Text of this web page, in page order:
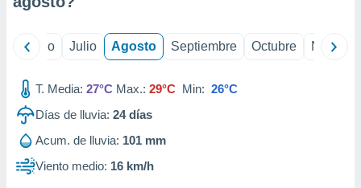
mediante
publicidad
publicidad
Junio Julio Agosto Septiembre Octubre
T. Media: 27°C Max.: 29°C Min: 26°C
Días de lluvia: 24días
Acum. de lluvia: 101 mm
Viento medio: 16 km/h